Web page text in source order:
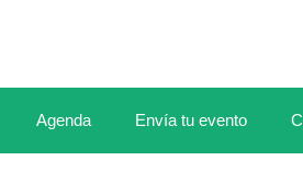
Agenda Envía tu evento